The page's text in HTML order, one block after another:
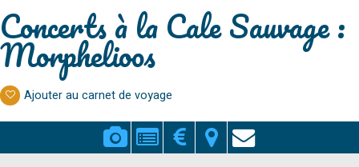
Concerts à la Cale Sauvage :
Morphelioos
Ajouter au carnet de voyage